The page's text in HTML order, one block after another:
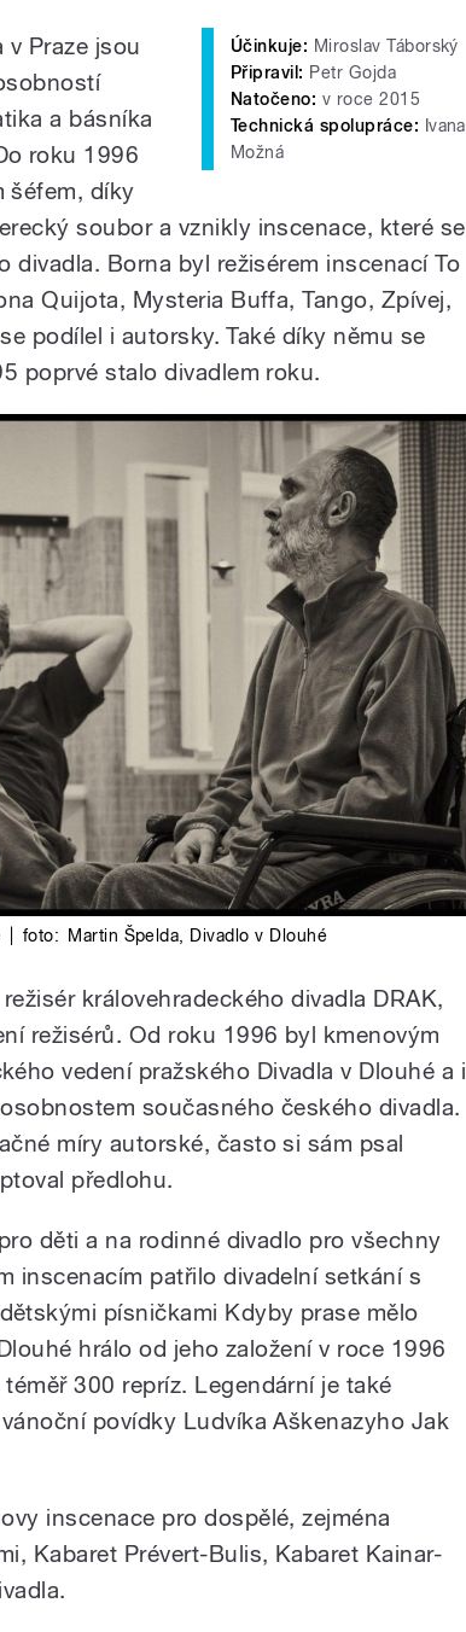
Účinkuje: Miroslav Táborský
Připravil: Petr Gojda
Natočeno: v roce 2015
Technická spolupráce: Ivana
Možná
v Praze jsou
a básníka
roku 1996
šéfem, díky
soubor a vznikly inscenace, které se
divadla. Borna byl režisérem inscenací To
Quijota, Mysteria Buffa, Tango, Zpívej,
podílel i autorsky. Také díky němu se
poprvé stalo divadlem roku.
foto: Martin Špelda, Divadlo v Dlouhé
královehradeckého divadla DRAK,
režisérů. Od roku 1996 byl kmenovým
vedení pražského Divadla v Dlouhé a i
současného českého divadla.
míry autorské, často si sám psal
předlohu.
děti a na rodinné divadlo pro všechny
inscenacím patřilo divadelní setkání s
písničkami Kdyby prase mělo
hrálo od jeho založení v roce 1996
300 repríz. Legendární je také
povídky Ludvíka Aškenazyho Jak
inscenace pro dospělé, zejména
Kabaret Prévert-Bulis, Kabaret Kainar-